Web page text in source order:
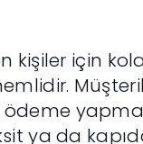
kişiler için
ya da